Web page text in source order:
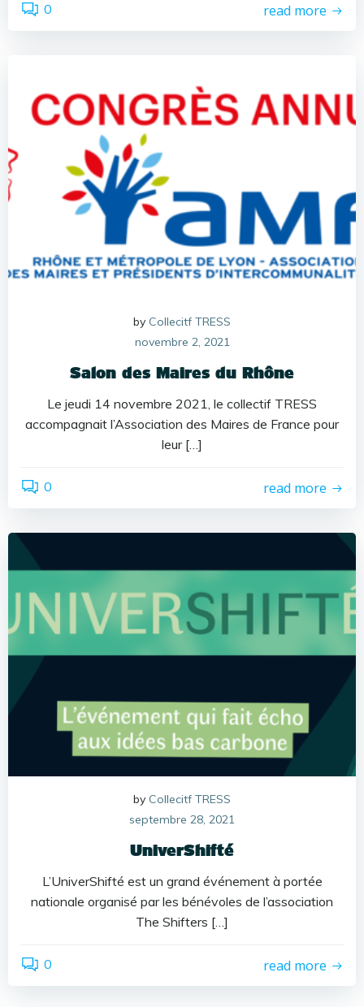
0 read more
by Collecitf TRESS
novembre 2, 2021
Salon des Maires du Rhône
Le jeudi 14 novembre 2021, le collectif TRESS
accompagnait l’Association des Maires de France pour
leur […]
0 read more
by Collecitf TRESS
septembre 28, 2021
UniverShifté
L’UniverShifté est un grand événement à portée
nationale organisé par les bénévoles de l’association
The Shifters […]
0 read more